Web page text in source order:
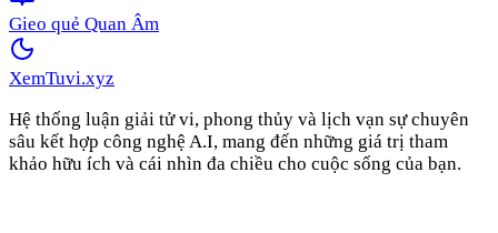
Gieo quẻ Quan Âm
XemTuvi.xyz
Hệ thống luận giải tử vi, phong thủy và lịch vạn sự chuyên
sâu kết hợp công nghệ A.I, mang đến những giá trị tham
khảo hữu ích và cái nhìn đa chiều cho cuộc sống của bạn.